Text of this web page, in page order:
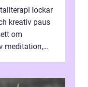
lockar
kreativ paus
om
meditation,